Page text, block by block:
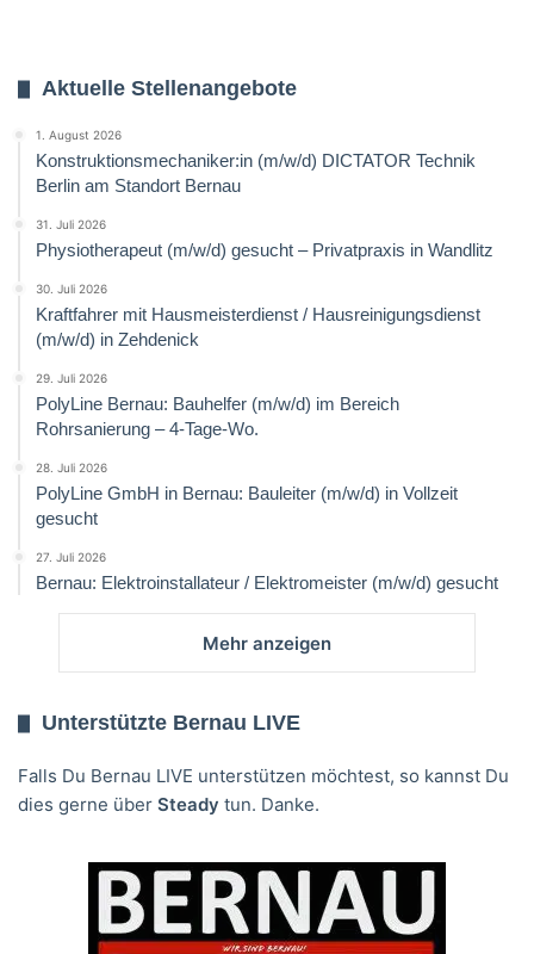
Aktuelle Stellenangebote
1. August 2026
Konstruktionsmechaniker:in (m/w/d) DICTATOR Technik
Berlin am Standort Bernau
31. Juli 2026
Physiotherapeut (m/w/d) gesucht – Privatpraxis in Wandlitz
30. Juli 2026
Kraftfahrer mit Hausmeisterdienst / Hausreinigungsdienst
(m/w/d) in Zehdenick
29. Juli 2026
PolyLine Bernau: Bauhelfer (m/w/d) im Bereich
Rohrsanierung – 4-Tage-Wo.
28. Juli 2026
PolyLine GmbH in Bernau: Bauleiter (m/w/d) in Vollzeit
gesucht
27. Juli 2026
Bernau: Elektroinstallateur / Elektromeister (m/w/d) gesucht
Mehr anzeigen
Unterstützte Bernau LIVE
Falls Du Bernau LIVE unterstützen möchtest, so kannst Du
dies gerne über Steady tun. Danke.